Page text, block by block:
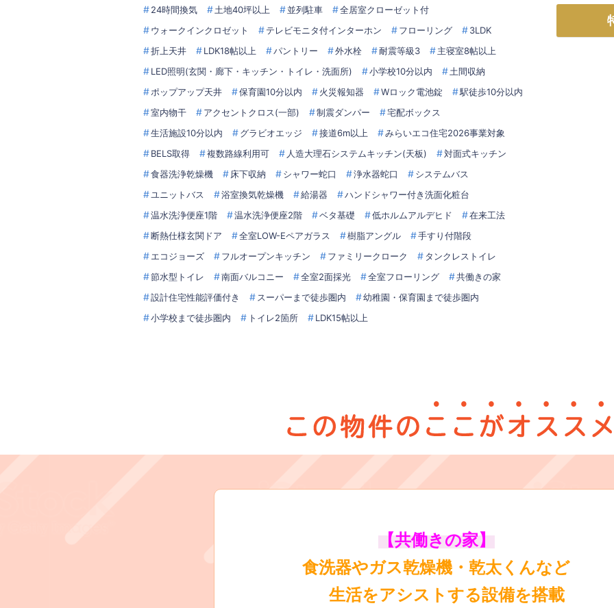
24時間換気 土地40坪以上 並列駐車
全居室クローゼット付
ウォークインクロゼット
テレビモニタ付インターホン フローリング
3LDK
折上天井
LDK18帖以上 パントリー 外水栓 耐震等級3
主寝室8帖以上
LED照明(玄関・廊下・キッチン・トイレ・洗面所)
小学校10分以内
土間収納
ポップアップ天井
保育園10分以内 火災報知器 Wロック電池錠
駅徒歩10分以内
室内物干
アクセントクロス(一部) 制震ダンパー
宅配ボックス
生活施設10分以内
グラビオエッジ 接道6m以上
みらいエコ住宅2026事業対象
BELS取得
複数路線利用可 人造大理石システムキッチン(天板)
対面式キッチン
食器洗浄乾燥機
床下収納 シャワー蛇口 浄水器蛇口
システムバス
ユニットバス
浴室換気乾燥機 給湯器
ハンドシャワー付き洗面化粧台
温水洗浄便座1階
温水洗浄便座2階 ベタ基礎 低ホルムアルデヒド
在来工法
断熱仕様玄関ドア
全室LOW-Eペアガラス 樹脂アングル
手すり付階段
エコジョーズ
フルオープンキッチン ファミリークローク
タンクレストイレ
節水型トイレ
南面バルコニー 全室2面採光 全室フローリング
共働きの家
設計住宅性能評価付き
スーパーまで徒歩圏内
幼稚園・保育園まで徒歩圏内
小学校まで徒歩圏内
トイレ2箇所 LDK15帖以上
【共働きの家】
食洗器やガス乾燥機・乾太くんなど
生活をアシストする設備を搭載